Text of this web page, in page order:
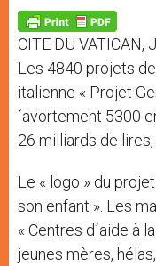
p
p
g
e
r
o
k
CITE DU VATICAN,
Les 4840 projets
italienne « Projet
´avortement 5300
26 milliards de lires,
Le « logo » du
son enfant ». Les
« Centres d´aide à
jeunes mères,